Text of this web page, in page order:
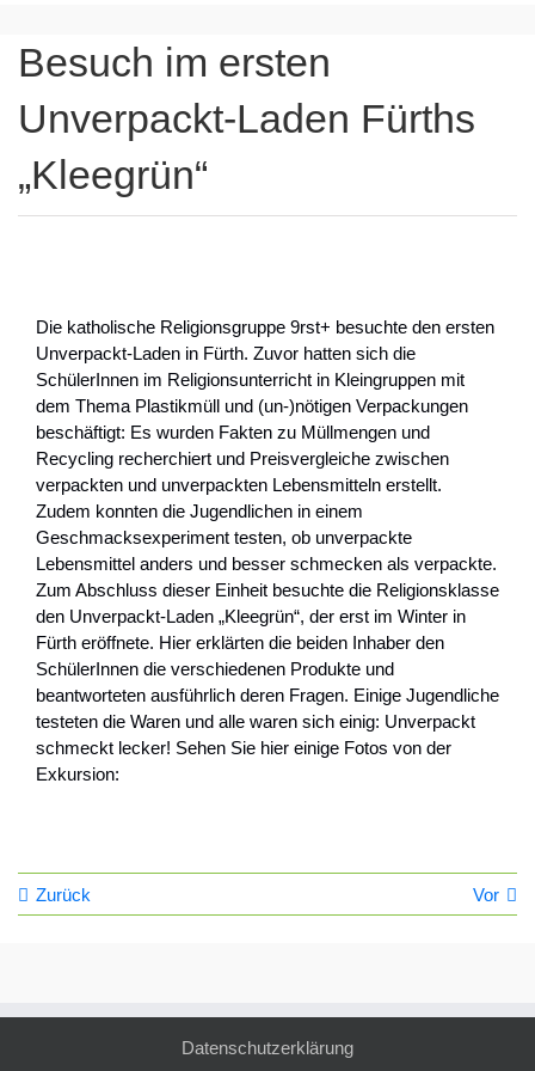
Besuch im ersten
Unverpackt-Laden Fürths
„Kleegrün“
Die katholische Religionsgruppe 9rst+ besuchte den ersten
Unverpackt-Laden in Fürth. Zuvor hatten sich die
SchülerInnen im Religionsunterricht in Kleingruppen mit
dem Thema Plastikmüll und (un-)nötigen Verpackungen
beschäftigt: Es wurden Fakten zu Müllmengen und
Recycling recherchiert und Preisvergleiche zwischen
verpackten und unverpackten Lebensmitteln erstellt.
Zudem konnten die Jugendlichen in einem
Geschmacksexperiment testen, ob unverpackte
Lebensmittel anders und besser schmecken als verpackte.
Zum Abschluss dieser Einheit besuchte die Religionsklasse
den Unverpackt-Laden „Kleegrün“, der erst im Winter in
Fürth eröffnete. Hier erklärten die beiden Inhaber den
SchülerInnen die verschiedenen Produkte und
beantworteten ausführlich deren Fragen. Einige Jugendliche
testeten die Waren und alle waren sich einig: Unverpackt
schmeckt lecker! Sehen Sie hier einige Fotos von der
Exkursion:
Zurück Vor
Datenschutzerklärung